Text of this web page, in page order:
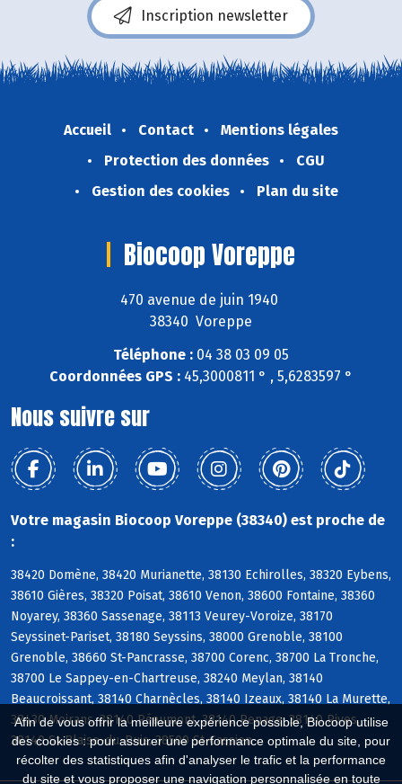
Afin de vous offrir la meilleure expérience possible, Biocoop utilise
des cookies : pour assurer une performance optimale du site, pour
récolter des statistiques afin d'analyser le trafic et la performance
du site et vous proposer une navigation personnalisée en toute
Inscription newsletter
Accueil Contact
Mentions légales
Protection des données
CGU
Gestion des cookies
Plan du site
Biocoop Voreppe
470 avenue de juin 1940
38340 Voreppe
Téléphone : 04 38 03 09 05
Coordonnées GPS : 45,3000811 ° , 5,6283597 °
Nous suivre sur
Votre magasin Biocoop Voreppe (38340) est proche de
:
38420 Domène, 38420 Murianette, 38130 Echirolles, 38320 Eybens,
38610 Gières, 38320 Poisat, 38610 Venon, 38600 Fontaine, 38360
Noyarey, 38360 Sassenage, 38113 Veurey-Voroize, 38170
Seyssinet-Pariset, 38180 Seyssins, 38000 Grenoble, 38100
Grenoble, 38660 St-Pancrasse, 38700 Corenc, 38700 La Tronche,
38700 Le Sappey-en-Chartreuse, 38240 Meylan, 38140
Beaucroissant, 38140 Charnècles, 38140 Izeaux, 38140 La Murette,
38430 Moirans, 38140 Réaumont, 38140 Renage, 38140 Rives,
38140 St-Blaise-du-Buis, 38500 St-Cassien